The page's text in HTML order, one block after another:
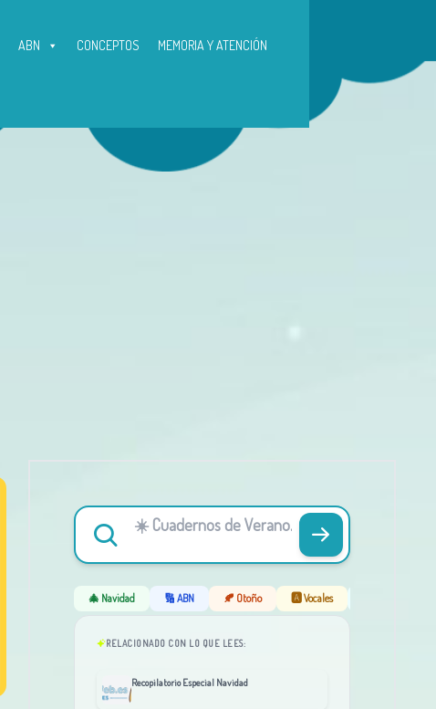
ABN CONCEPTOS MEMORIA Y ATENCIÓN
🎄 Navidad 🔢 ABN 🍂 Otoño 🅰️ Vocales
RELACIONADO CON LO QUE LEES:
Recopilatorio Especial Navidad